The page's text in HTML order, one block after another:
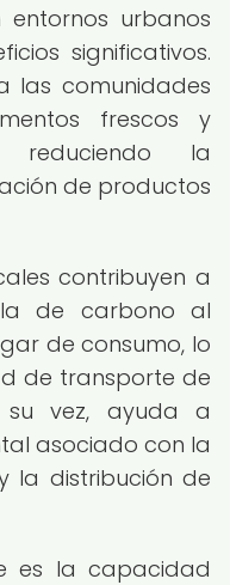
urbanos
significativos.
las comunidades
frescos y
reduciendo la
de productos
contribuyen a
de carbono al
de consumo, lo
de transporte de
su vez, ayuda a
asociado con la
la distribución de
es la capacidad